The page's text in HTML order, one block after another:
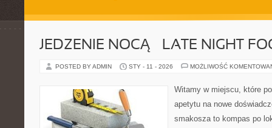
JEDZENIE NOCĄ – LATE NIGHT
POSTED BY ADMIN STY - 11 - 2026 MOŻLIWOŚĆ
Witamy w miejscu, które
apetytu na nowe
smakosza to kompas po